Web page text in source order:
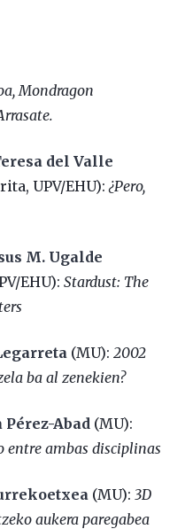
Mondragon
del Valle
UPV/EHU):¿Pero,
M. Ugalde
EHU): Stardust: The
(MU): 2002
ba al zenekien?
Pérez-Abad (MU):
entre ambas disciplinas
(MU): 3D
aukera paregabea